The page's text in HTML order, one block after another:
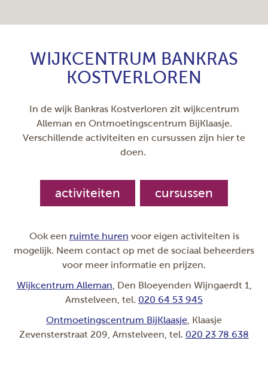
WIJKCENTRUM BANKRAS
KOSTVERLOREN
In de wijk Bankras Kostverloren zit wijkcentrum
Alleman en Ontmoetingscentrum BijKlaasje.
Verschillende activiteiten en cursussen zijn hier te
doen.
activiteiten cursussen
Ook een ruimte huren voor eigen activiteiten is
mogelijk. Neem contact op met de sociaal beheerders
voor meer informatie en prijzen.
Wijkcentrum Alleman , Den Bloeyenden Wijngaerdt 1,
Amstelveen, tel. 020 64 53 945
Ontmoetingscentrum BijKlaasje , Klaasje
Zevensterstraat 209, Amstelveen, tel. 020 23 78 638